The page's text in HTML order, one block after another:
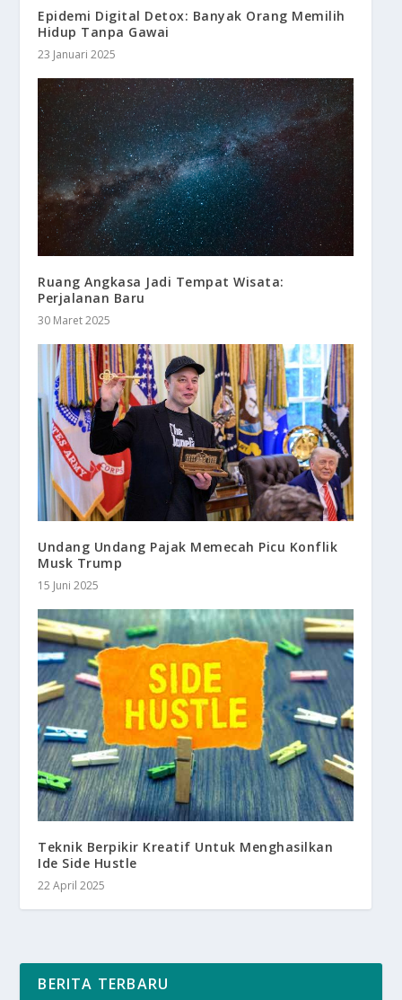
Epidemi Digital Detox: Banyak Orang Memilih
Hidup Tanpa Gawai
23 Januari 2025
Ruang Angkasa Jadi Tempat Wisata:
Perjalanan Baru
30 Maret 2025
Undang Undang Pajak Memecah Picu Konflik
Musk Trump
15 Juni 2025
Teknik Berpikir Kreatif Untuk Menghasilkan
Ide Side Hustle
22 April 2025
BERITA TERBARU